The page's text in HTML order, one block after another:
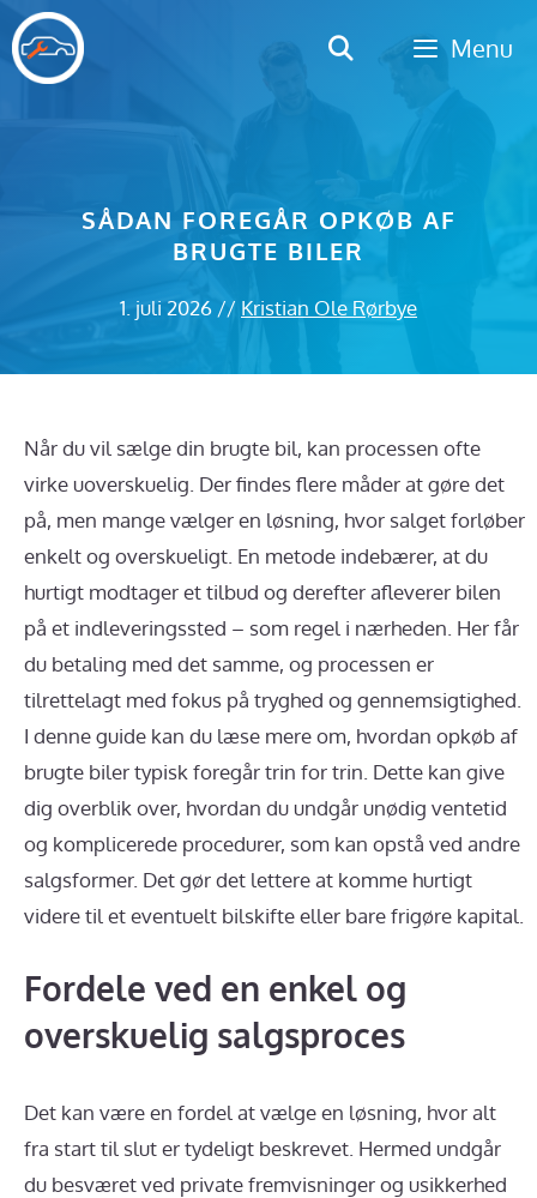
Hop
til
indhold
Menu
SÅDAN FOREGÅR OPKØB AF
BRUGTE BILER
1. juli 2026 // Kristian Ole Rørbye
Når du vil sælge din brugte bil, kan processen ofte
virke uoverskuelig. Der findes flere måder at gøre det
på, men mange vælger en løsning, hvor salget forløber
enkelt og overskueligt. En metode indebærer, at du
hurtigt modtager et tilbud og derefter afleverer bilen
på et indleveringssted – som regel i nærheden. Her får
du betaling med det samme, og processen er
tilrettelagt med fokus på tryghed og gennemsigtighed.
I denne guide kan du læse mere om, hvordan opkøb af
brugte biler typisk foregår trin for trin. Dette kan give
dig overblik over, hvordan du undgår unødig ventetid
og komplicerede procedurer, som kan opstå ved andre
salgsformer. Det gør det lettere at komme hurtigt
videre til et eventuelt bilskifte eller bare frigøre kapital.
Fordele ved en enkel og
overskuelig salgsproces
Det kan være en fordel at vælge en løsning, hvor alt
fra start til slut er tydeligt beskrevet. Hermed undgår
du besværet ved private fremvisninger og usikkerhed